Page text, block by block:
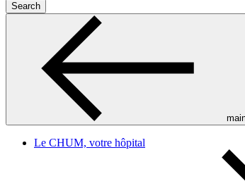
Search
Le CHUM, votre hôpital